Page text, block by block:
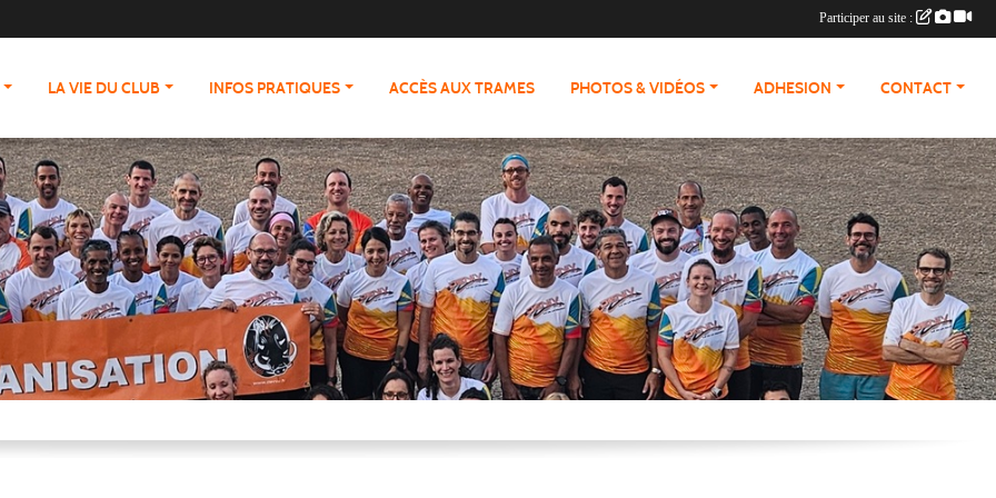
LA VIE DU CLUB INFOS PRATIQUES ACCÈS AUX TRAMES PHOTOS & VIDÉOS ADHESION CONTACT
Participer au site :